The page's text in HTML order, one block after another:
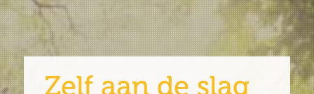
Zelf aan de slag